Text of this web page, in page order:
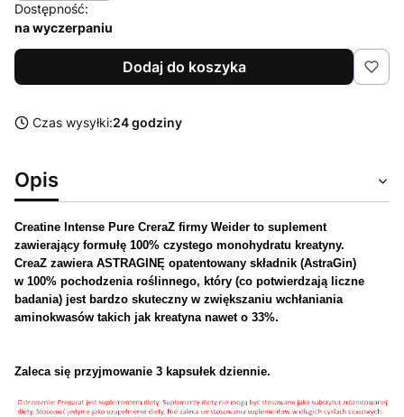
Dostępność:
na wyczerpaniu
Dodaj do koszyka
Czas wysyłki:24 godziny
Opis
Creatine Intense Pure CreraZ firmy Weider to suplement
zawierający formułę 100% czystego monohydratu kreatyny.
CreaZ zawiera ASTRAGINĘ opatentowany składnik (AstraGin)
w 100% pochodzenia roślinnego, który (co potwierdzają liczne
badania) jest bardzo skuteczny w zwiększaniu wchłaniania
aminokwasów takich jak kreatyna nawet o 33%.
Zaleca się przyjmowanie 3 kapsułek dziennie.